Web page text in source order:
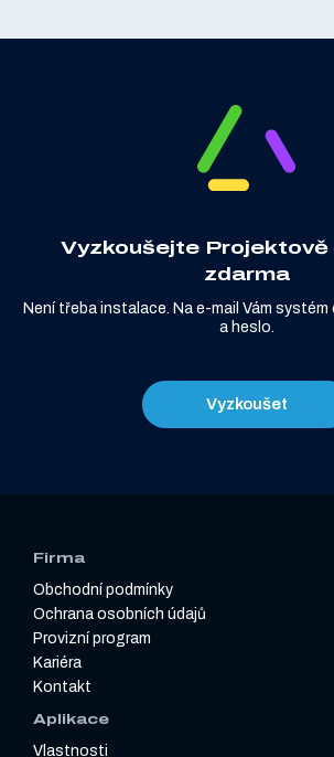
Vyzkoušejte Projektově
zdarma
Není třeba instalace. Na e-mail Vám
a heslo.
Vyzkoušet
Firma
Obchodní podmínky
Ochrana osobních údajů
Provizní program
Kariéra
Kontakt
Aplikace
Vlastnosti